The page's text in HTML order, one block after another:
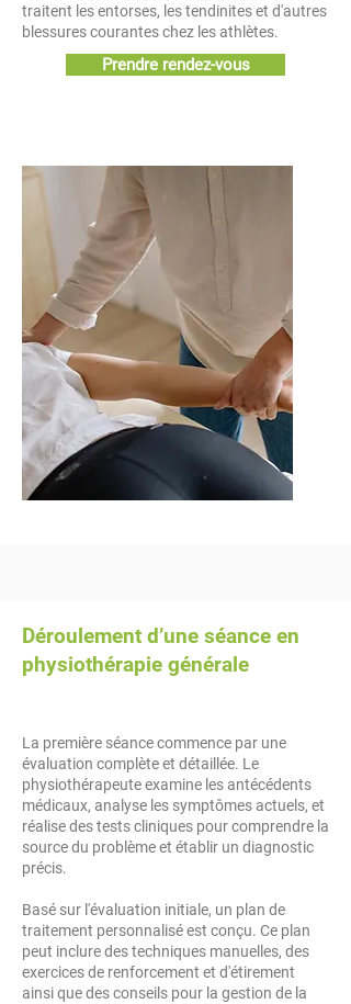
traitent les entorses, les tendinites et d'autres
blessures courantes chez les athlètes.
Prendre rendez-vous
Déroulement d’une séance en
physiothérapie générale
​La première séance commence par une
évaluation complète et détaillée. Le
physiothérapeute examine les antécédents
médicaux, analyse les symptômes actuels, et
réalise des tests cliniques pour comprendre la
source du problème et établir un diagnostic
précis.
Basé sur l'évaluation initiale, un plan de
traitement personnalisé est conçu. Ce plan
peut inclure des techniques manuelles, des
exercices de renforcement et d'étirement
ainsi que des conseils pour la gestion de la